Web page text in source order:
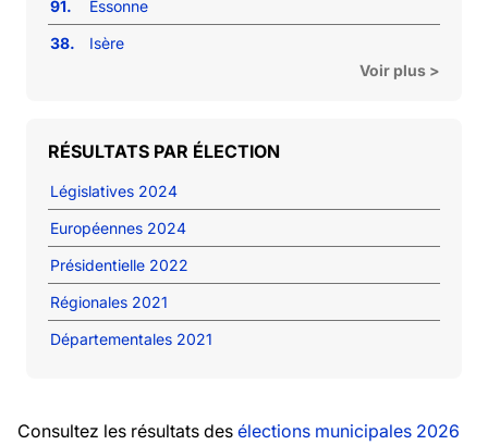
91.
Essonne
38.
Isère
Voir plus >
RÉSULTATS PAR ÉLECTION
Législatives 2024
Européennes 2024
Présidentielle 2022
Régionales 2021
Départementales 2021
Consultez les résultats des élections municipales 2026